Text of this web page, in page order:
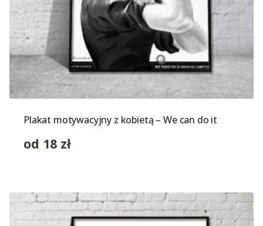
Plakat motywacyjny z kobietą – We can do it
od 18 zł